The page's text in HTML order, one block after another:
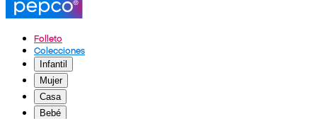
Folleto
Colecciones
Infantil
Mujer
Casa
Bebé